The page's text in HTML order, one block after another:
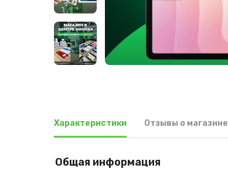
Характеристики Отзывы о магазине
Общая информация